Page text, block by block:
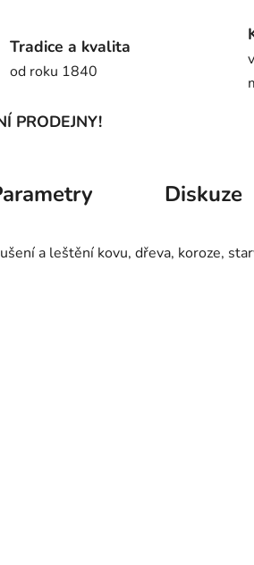
Tradice a kvalita
od roku 1840
PRODEJNY!
Diskuze
a leštění kovu, dřeva, koroze,